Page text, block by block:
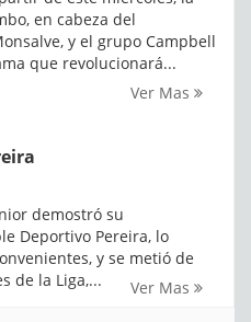
en cabeza del
y el grupo Campbell
que revolucionará...
Ver Mas
demostró su
Deportivo Pereira, lo
y se metió de
de la Liga,...
Ver Mas